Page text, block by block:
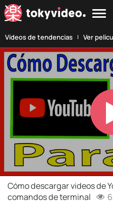
Vídeos de tendencias Ver
Cómo descargar videos de
comandos de terminal